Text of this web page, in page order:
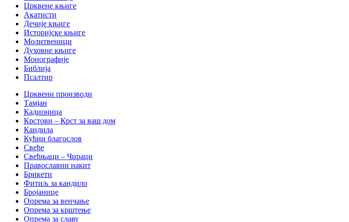
Црквене књиге
Акатисти
Дечије књиге
Историјске књиге
Молитвеници
Духовне књиге
Монографије
Библија
Псалтир
Црквени производи
Тамјан
Кадионица
Крстови – Крст за ваш дом
Кандила
Кућни благослов
Свеће
Свећњаци – Чираци
Православни накит
Брикети
Фитиљ за кандило
Бројанице
Опрема за венчање
Опрема за крштење
Опрема за славу